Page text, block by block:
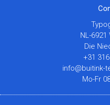
NL-6921
Die
+31
info@buitink-
Mo-Fr